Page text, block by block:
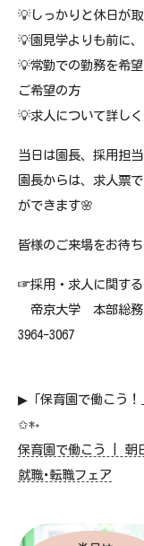
💡しっかりと休日が
💡園見学よりも前に
💡常勤での勤務を希
ご希望の方
💡求人について詳し
当日は園長、採用担
園長からは、求人票
ができます🌸
皆様のご来場をお待
☞採用・求人に関す
帝京大学 本部総
3964-3067
▶「保育園で働こう
✩*॰
保育園で働こう | 朝
就職･転職フェア